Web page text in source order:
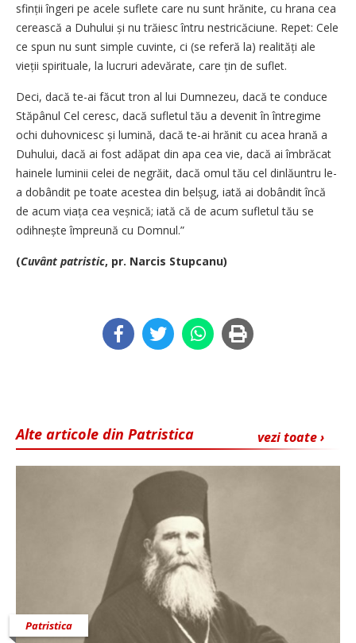
sfinții îngeri pe acele suflete care nu sunt hrănite, cu hrana cea
cerească a Duhului și nu trăiesc întru nestricăciune. Repet: Cele
ce spun nu sunt simple cuvinte, ci (se referă la) realități ale
vieții spirituale, la lucruri adevărate, care țin de suflet.
Deci, dacă te-ai făcut tron al lui Dumnezeu, dacă te conduce
Stăpânul Cel ceresc, dacă sufletul tău a devenit în întregime
ochi duhovnicesc și lumină, dacă te-ai hrănit cu acea hrană a
Duhului, dacă ai fost adăpat din apa cea vie, dacă ai îmbrăcat
hainele luminii celei de negrăit, dacă omul tău cel dinlăuntru le-
a dobândit pe toate acestea din belșug, iată ai dobândit încă
de acum viața cea veșnică; iată că de acum sufletul tău se
odihnește împreună cu Domnul.”
(Cuvânt patristic, pr. Narcis Stupcanu)
vezi toate ›
Alte articole din Patristica
Patristica